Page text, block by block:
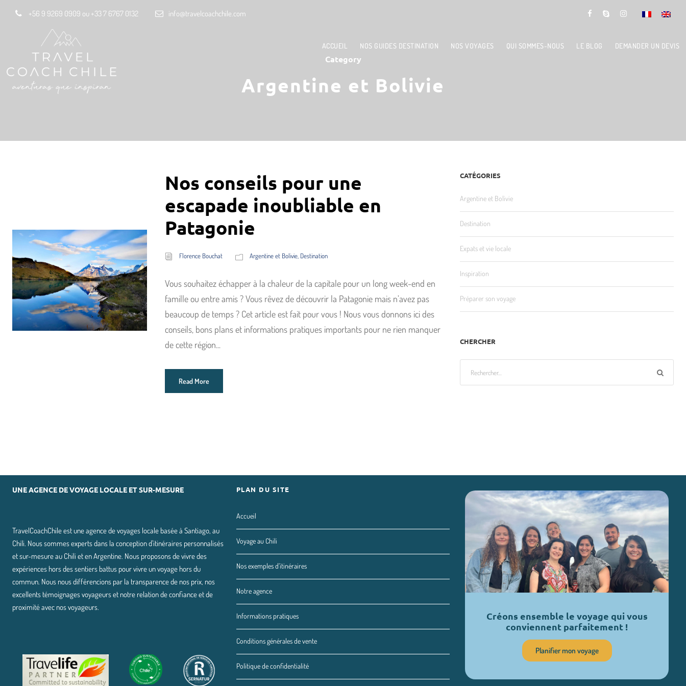
+56 9 9269 0909 ou +33 7 6767 0132 info@travelcoachchile.com
ACCUEIL NOS GUIDES DESTINATION NOS VOYAGES QUI SOMMES-NOUS LE BLOG DEMANDER UN DEVIS
Category
Argentine et Bolivie
Nos conseils pour une
escapade inoubliable en
Patagonie
Florence Bouchat Argentine et Bolivie Destination
Vous souhaitez échapper à la chaleur de la capitale pour un long week-end en
famille ou entre amis ? Vous rêvez de découvrir la Patagonie mais n’avez pas
beaucoup de temps ? Cet article est fait pour vous ! Nous vous donnons ici des
conseils, bons plans et informations pratiques importants pour ne rien manquer
de cette région...
Read More
CATÉGORIES
Argentine et Bolivie
Destination
Expats et vie locale
Inspiration
Préparer son voyage
CHERCHER
UNE AGENCE DE VOYAGE LOCALE ET SUR-MESURE
TravelCoachChile est une agence de voyages locale basée à Santiago, au
Chili. Nous sommes experts dans la conception d'itinéraires personnalisés
et sur-mesure au Chili et en Argentine. Nous proposons de vivre des
expériences hors des sentiers battus pour vivre un voyage hors du
commun. Nous nous différencions par la transparence de nos prix, nos
excellents témoignages voyageurs et notre relation de confiance et de
proximité avec nos voyageurs.
PLAN DU SITE
Accueil
Voyage au Chili
Nos exemples d’itinéraires
Notre agence
Informations pratiques
Conditions générales de vente
Politique de confidentialité
Créons ensemble le voyage qui vous
conviennent parfaitement !
Planifier mon voyage